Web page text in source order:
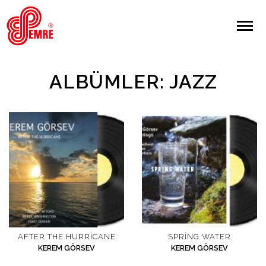
EMRE PLAK
ARAMA
Giriş Yap/Kayıt Ol
Anasayfa
Hakkımızda
Sanatçılar
ALBÜMLER: JAZZ
AFTER THE HURRICANE
KEREM GÖRSEV
SPRING WATER
KEREM GÖRSEV